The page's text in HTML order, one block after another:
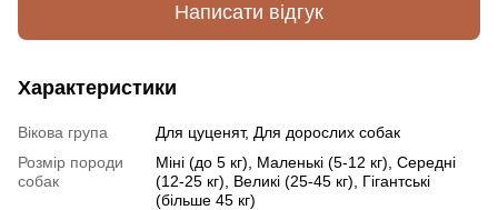
Написати відгук
Характеристики
Вікова група
Для цуценят, Для дорослих собак
Розмір породи
собак
Міні (до 5 кг), Маленькі (5-12 кг), Середні
(12-25 кг), Великі (25-45 кг), Гігантські
(більше 45 кг)